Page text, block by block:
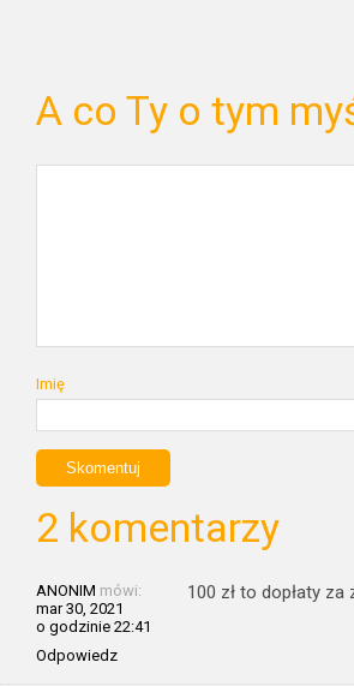
A co Ty o tym
Imię
2 komentarzy
ANONIM mówi:
mar 30, 2021
o godzinie 22:41
Odpowiedz
100 zł to dopłaty za